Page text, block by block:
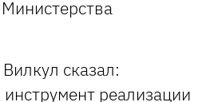
сказал:
реализации